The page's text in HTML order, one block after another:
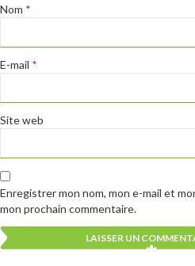
Nom *
E-mail *
Site web
Enregistrer mon nom, mon e-mail et
mon prochain commentaire.